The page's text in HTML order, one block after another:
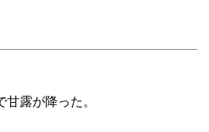
露が降った。